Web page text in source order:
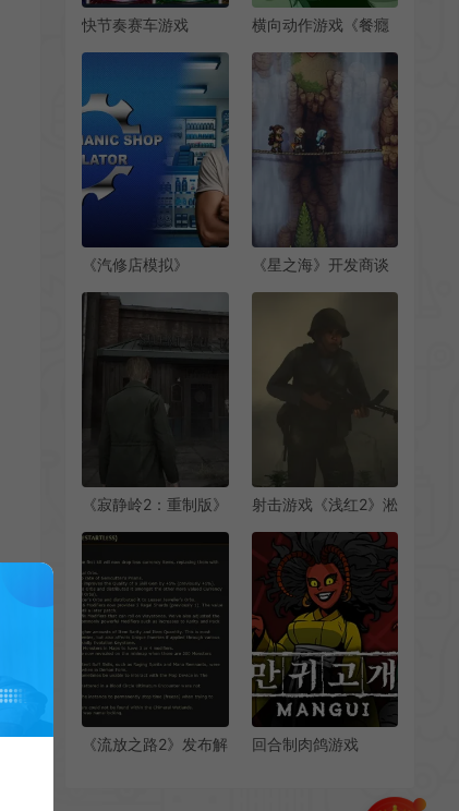
快节奏赛车游戏
Mayhem》已登陆
steam
横向动作游戏《餐癮
上线
《汽修店模拟》
推出 支持中文
《星之海》开发商谈
《寂静岭2：重制版》
射击游戏《浅红2》淞
Steam
《流放之路2》发布解
回合制肉鸽游戏